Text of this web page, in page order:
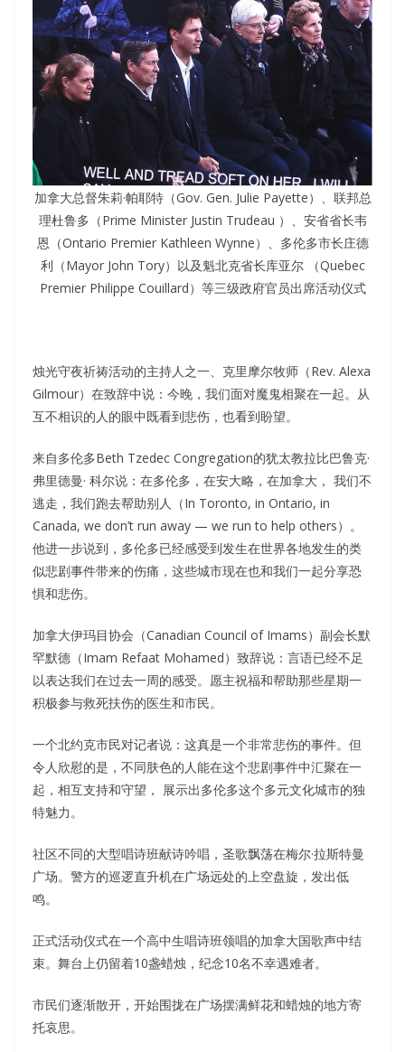
加拿大总督朱莉·帕耶特（Gov. Gen. Julie Payette）、联邦总
理杜鲁多（Prime Minister Justin Trudeau ）、安省省长韦
恩（Ontario Premier Kathleen Wynne）、多伦多市长庄德
利（Mayor John Tory）以及魁北克省长库亚尔 （Quebec
Premier Philippe Couillard）等三级政府官员出席活动仪式
烛光守夜祈祷活动的主持人之一、克里摩尔牧师（Rev. Alexa
Gilmour）在致辞中说：今晚，我们面对魔鬼相聚在一起。从
互不相识的人的眼中既看到悲伤，也看到盼望。
来自多伦多Beth Tzedec Congregation的犹太教拉比巴鲁克·
弗里德曼· 科尔说：在多伦多，在安大略，在加拿大， 我们不
逃走，我们跑去帮助别人（In Toronto, in Ontario, in
Canada, we don’t run away — we run to help others）。
他进一步说到，多伦多已经感受到发生在世界各地发生的类
似悲剧事件带来的伤痛，这些城市现在也和我们一起分享恐
惧和悲伤。
加拿大伊玛目协会（Canadian Council of Imams）副会长默
罕默德（Imam Refaat Mohamed）致辞说：言语已经不足
以表达我们在过去一周的感受。愿主祝福和帮助那些星期一
积极参与救死扶伤的医生和市民。
一个北约克市民对记者说：这真是一个非常悲伤的事件。但
令人欣慰的是，不同肤色的人能在这个悲剧事件中汇聚在一
起，相互支持和守望， 展示出多伦多这个多元文化城市的独
特魅力。
社区不同的大型唱诗班献诗吟唱，圣歌飘荡在梅尔·拉斯特曼
广场。警方的巡逻直升机在广场远处的上空盘旋，发出低
鸣。
正式活动仪式在一个高中生唱诗班领唱的加拿大国歌声中结
束。舞台上仍留着10盏蜡烛，纪念10名不幸遇难者。
市民们逐渐散开，开始围拢在广场摆满鲜花和蜡烛的地方寄
托哀思。